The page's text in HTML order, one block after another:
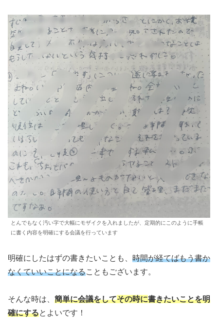
とんでもなく汚い字で大幅にモザイクを入れましたが、定期的にこのように手帳
に書く内容を明確にする会議を行っています
明確にしたはずの書きたいことも、 時間が経てばもう書か
なくていいことになることもございます。
そんな時は、 簡単に会議をしてその時に書きたいことを明
確にするとよいです！